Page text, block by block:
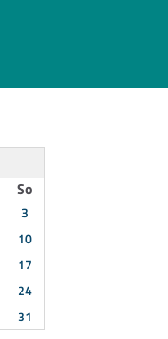
So
3
10
17
24
31